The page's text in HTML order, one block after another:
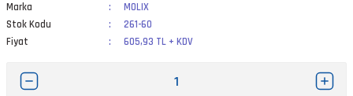
Marka
MOLIX
Stok Kodu
261-60
Fiyat
605,93 TL + KDV